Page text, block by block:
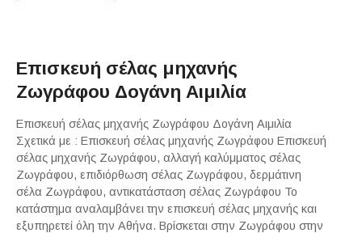
Επισκευή σέλας μηχανής
Ζωγράφου Δογάνη Αιμιλία
Επισκευή σέλας μηχανής Ζωγράφου Δογάνη Αιμιλία
Σχετικά με : Επισκευή σέλας μηχανής Ζωγράφου Επισκευή
σέλας μηχανής Ζωγράφου, αλλαγή καλύμματος σέλας
Ζωγράφου, επιδιόρθωση σέλας Ζωγράφου, δερμάτινη
σέλα Ζωγράφου, αντικατάσταση σέλας Ζωγράφου Το
κατάστημα αναλαμβάνει την επισκευή σέλας μηχανής και
εξυπηρετεί όλη την Αθήνα. Βρίσκεται στην Ζωγράφου στην